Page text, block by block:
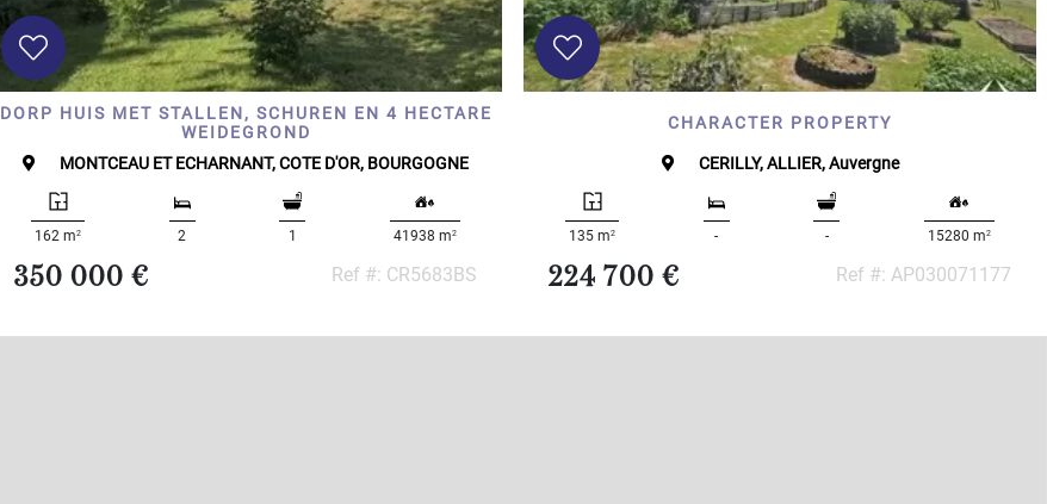
DORP HUIS MET STALLEN, SCHUREN EN 4 HECTARE
WEIDEGROND
MONTCEAU ET ECHARNANT, COTE D'OR, BOURGOGNE
162 m2 2 1 41938 m2
350 000 € Ref #: CR5683BS
CHARACTER PROPERTY
CERILLY, ALLIER, Auvergne
135 m2 - - 15280 m2
224 700 € Ref #: AP030071177